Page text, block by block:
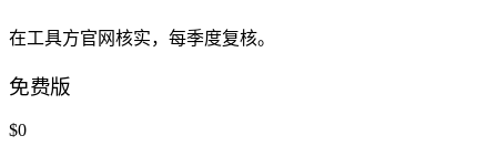
在工具方官网核实，每季度复核。
免费版
$0